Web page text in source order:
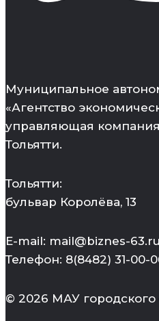
Муниципальное
«Агентство
управляющая
Тольятти.
Тольятти:
бульвар Королёва, 13
E-mail: mail@biznes-63.ru
Телефон: 8(8482) 31-00-
© 2026 МАУ городского